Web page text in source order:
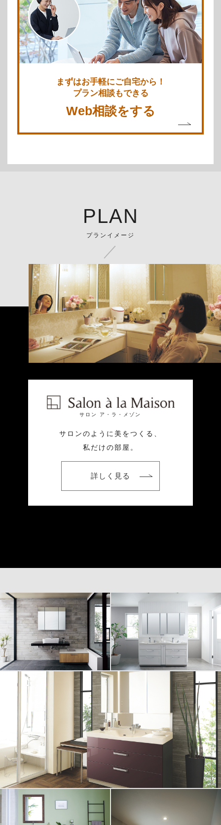
まずはお手軽にご自宅から！
プラン相談もできる
Web相談をする
PLAN
プランイメージ
サロン ア・ラ・メゾン
サロンのように美をつくる、
私だけの部屋。
詳しく見る